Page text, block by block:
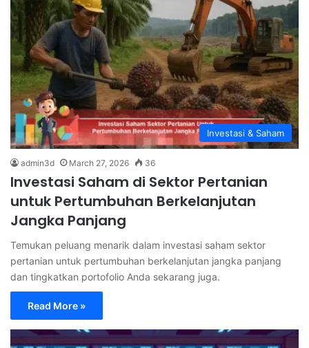
Investasi & Saham
admin3d March 27, 2026 36
Investasi Saham di Sektor Pertanian
untuk Pertumbuhan Berkelanjutan
Jangka Panjang
Temukan peluang menarik dalam investasi saham sektor
pertanian untuk pertumbuhan berkelanjutan jangka panjang
dan tingkatkan portofolio Anda sekarang juga.
Read More »